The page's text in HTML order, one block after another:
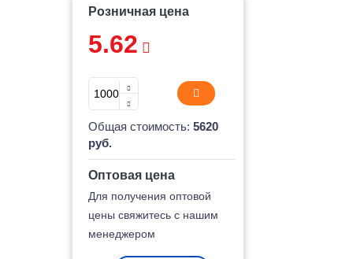
Розничная цена
5.62
Общая стоимость: 5620
руб.
Оптовая цена
Для получения оптовой
цены свяжитесь с нашим
менеджером